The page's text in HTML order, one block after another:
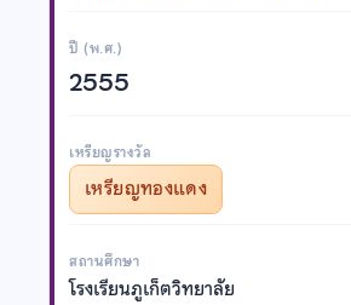
ปี (พ.ศ.)
2555
เหรียญรางวัล
เหรียญทองแดง
สถานศึกษา
โรงเรียนภูเก็ตวิทยาลัย